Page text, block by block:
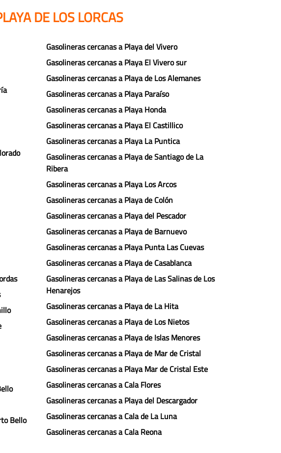
DE LOS LORCAS
Bello
Gasolineras cercanas a Playa del Vivero
Gasolineras cercanas a Playa El Vivero sur
Gasolineras cercanas a Playa de Los Alemanes
Gasolineras cercanas a Playa Paraíso
Gasolineras cercanas a Playa Honda
Gasolineras cercanas a Playa El Castillico
Gasolineras cercanas a Playa La Puntica
Gasolineras cercanas a Playa de Santiago de La
Ribera
Gasolineras cercanas a Playa Los Arcos
Gasolineras cercanas a Playa de Colón
Gasolineras cercanas a Playa del Pescador
Gasolineras cercanas a Playa de Barnuevo
Gasolineras cercanas a Playa Punta Las Cuevas
Gasolineras cercanas a Playa de Casablanca
Gasolineras cercanas a Playa de Las Salinas de Los
Henarejos
Gasolineras cercanas a Playa de La Hita
Gasolineras cercanas a Playa de Los Nietos
Gasolineras cercanas a Playa de Islas Menores
Gasolineras cercanas a Playa de Mar de Cristal
Gasolineras cercanas a Playa Mar de Cristal Este
Gasolineras cercanas a Cala Flores
Gasolineras cercanas a Playa del Descargador
Gasolineras cercanas a Cala de La Luna
Gasolineras cercanas a Cala Reona